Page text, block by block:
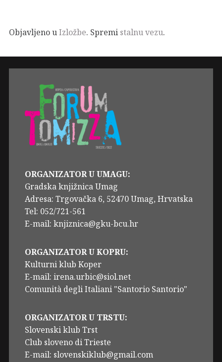
Objavljeno uIzložbe. Spremi stalnu vezu.
ORGANIZATOR U UMAGU:
Gradska knjižnica Umag
Adresa: Trgovačka 6, 52470 Umag, Hrvatska
Tel: 052/721-561
E-mail: knjiznica@gku-bcu.hr
ORGANIZATOR U KOPRU:
Kulturni klub Koper
E-mail: irena.urbic@siol.net
Comunità degli Italiani "Santorio Santorio"
ORGANIZATOR U TRSTU:
Slovenski klub Trst
Club sloveno di Trieste
E-mail: slovenskiklub@gmail.com